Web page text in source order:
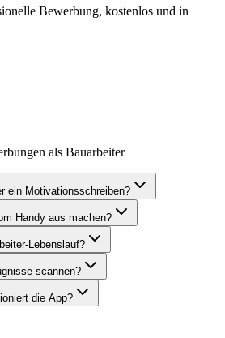
Bewerbung, kostenlos und in
als Bauarbeiter
ein Motivationsschreiben?
Handy aus machen?
Lebenslauf?
scannen?
die App?